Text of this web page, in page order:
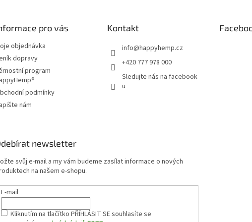
pro vás
objednávka
dopravy
program
podmínky
nám
Kontakt
info@happyhemp.cz
+420 777 978 000
Sledujte nás na facebook
u
newsletter
svůj e-mail a my vám budeme zasílat informace o nových
na našem e-shopu.
E-mail
Kliknutím na tlačítko PŘÍHLÁSIT SEsouhlasíte se